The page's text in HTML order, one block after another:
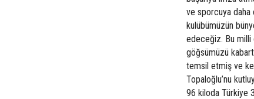
ve sporcuya daha
kulübümüzün
edeceğiz. Bu milli
göğsümüzü
temsil etmiş ve
Topaloğlu’nu
96 kiloda Türkiye